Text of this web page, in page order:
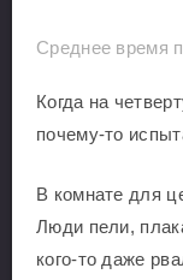
Среднее время
Когда на
почему-то
В комнате для
Люди пели,
кого-то даже